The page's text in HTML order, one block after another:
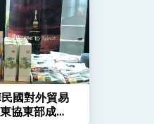
國對外貿易
協東部成長